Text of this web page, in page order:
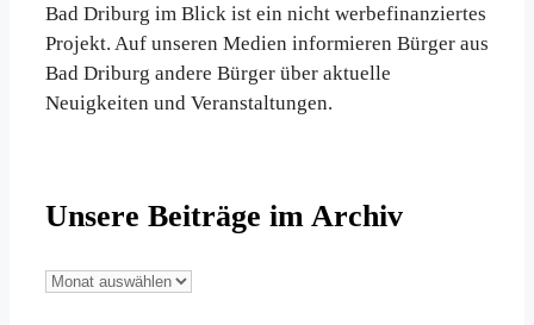
Bad Driburg im Blick ist ein nicht werbefinanziertes
Projekt. Auf unseren Medien informieren Bürger aus
Bad Driburg andere Bürger über aktuelle
Neuigkeiten und Veranstaltungen.
Unsere Beiträge im Archiv
Unsere